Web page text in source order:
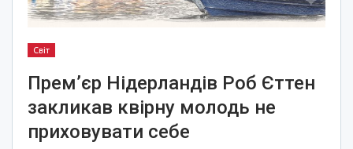
Світ
Прем’єр Нідерландів Роб Єттен
закликав квірну молодь не
приховувати себе